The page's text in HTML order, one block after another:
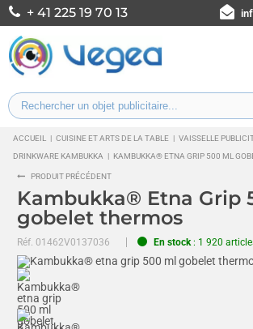
+ 41 225 19 70 13
ACCUEIL | CUISINE ET ARTS DE LA TABLE | VAISSELLE
DRINKWARE KAMBUKKA
| KAMBUKKA® ETNA GRIP 500 ML
PRODUIT PRÉCÉDENT
Kambukka® Etna Grip
gobelet thermos
Réf.01462V0137036 En stock: 1 920